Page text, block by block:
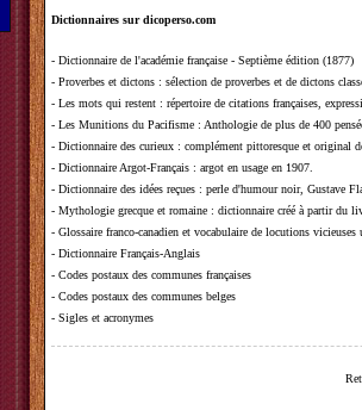
Dictionnaires sur dicoperso.com
- Dictionnaire de l'académie française - Septième édition (1877)
- Proverbes et dictons : sélection de proverbes et de dictons
- Les mots qui restent : répertoire de citations françaises,
- Les Munitions du Pacifisme : Anthologie de plus de 400
- Dictionnaire des curieux : complément pittoresque et original
- Dictionnaire Argot-Français : argot en usage en 1907.
- Dictionnaire des idées reçues : perle d'humour noir, Gustave
- Mythologie grecque et romaine : dictionnaire créé à partir du
- Glossaire franco-canadien et vocabulaire de locutions vicieuses
- Dictionnaire Français-Anglais
- Codes postaux des communes françaises
- Codes postaux des communes belges
- Sigles et acronymes